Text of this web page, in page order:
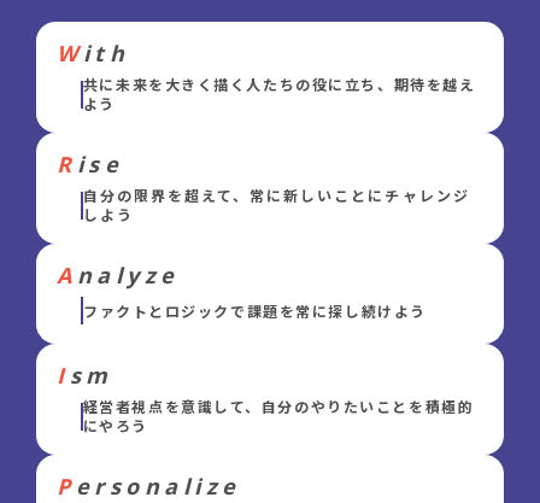
With
共に未来を大きく描く人たちの役に立ち、期待を越え
よう
R ise
自分の限界を超えて、常に新しいことにチャレンジ
しよう
A nalyze
ファクトとロジックで課題を常に探し続けよう
Ism
経営者視点を意識して、自分のやりたいことを積極的
にやろう
Personalize